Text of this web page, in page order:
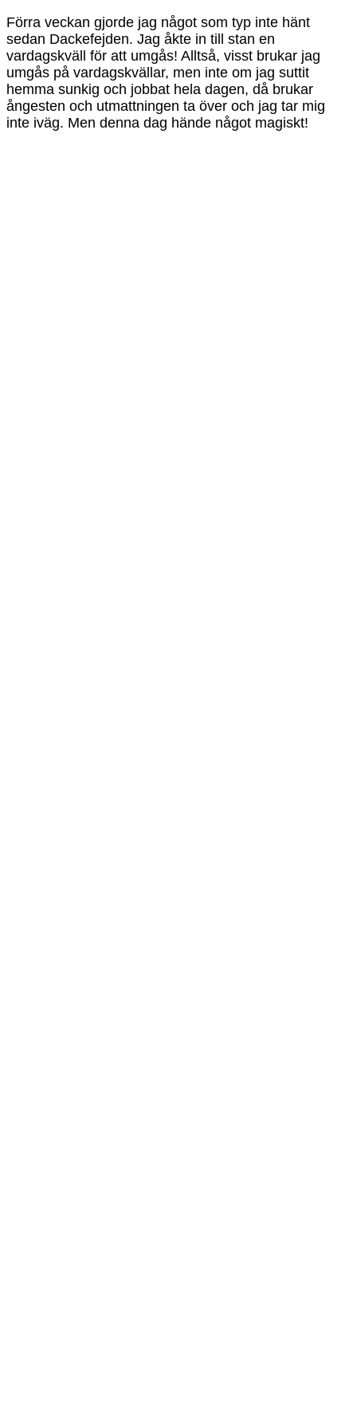
Förra veckan gjorde jag något som typ inte hänt
sedan Dackefejden. Jag åkte in till stan en
vardagskväll för att umgås! Alltså, visst brukar jag
umgås på vardagskvällar, men inte om jag suttit
hemma sunkig och jobbat hela dagen, då brukar
ångesten och utmattningen ta över och jag tar mig
inte iväg. Men denna dag hände något magiskt!